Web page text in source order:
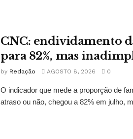
CNC: endividamento
para 82%, mas
by Redação AGOSTO 8, 2026 0
O indicador que mede a proporção de
atraso ou não, chegou a 82% em julho,